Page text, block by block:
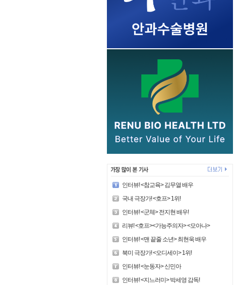
인터뷰! <참교육> 김무열 배우
국내 극장가! <호프> 1위!
인터뷰! <군체> 전지현 배우!
리뷰! <호프><가능주의자> <모아나>
인터뷰! <맨 끝줄 소년> 최현욱 배우
북미 극장가! <오디세이> 1위!
인터뷰! <눈동자> 신민아
인터뷰! <지느러미> 박세영 감독!